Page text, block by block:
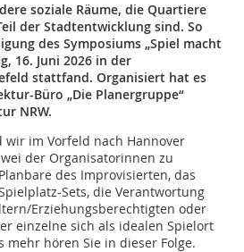
soziale Räume, die Quartiere
der Stadtentwicklung sind. So
des Symposiums „Spiel macht
16. Juni 2026 in der
stattfand. Organisiert hat es
Büro „Die Planergruppe“
NRW.
wir im Vorfeld nach Hannover
der Organisatorinnen zu
des Improvisierten, das
Sets, die Verantwortung
Erziehungsberechtigten oder
einzelne sich als idealen Spielort
mehr hören Sie in dieser Folge.